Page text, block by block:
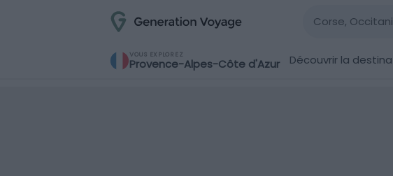
VOUS EXPLOREZ
Provence-Alpes-Côte d'Azur Découvrir la